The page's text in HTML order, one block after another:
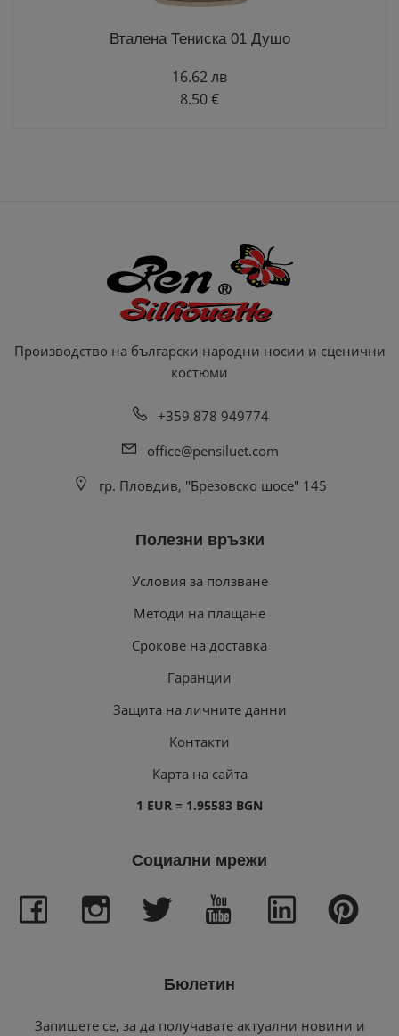
Вталена Тениска 01 Душо
16.62 лв
8.50 €
Производство на български народни носии и сценични
костюми
+359 878 949774
office@pensiluet.com
гр. Пловдив, "Брезовско шосе" 145
Полезни връзки
Условия за ползване
Методи на плащане
Срокове на доставка
Гаранции
Защита на личните данни
Контакти
Карта на сайта
1 EUR = 1.95583 BGN
Социални мрежи
Бюлетин
Запишете се, за да получавате актуални новини и